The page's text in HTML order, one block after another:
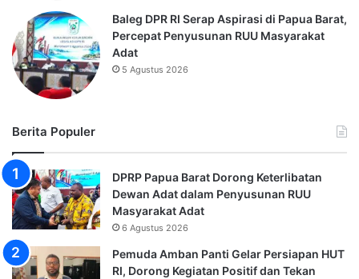
Baleg DPR RI Serap Aspirasi di Papua Barat,
Percepat Penyusunan RUU Masyarakat
Adat
5 Agustus 2026
Berita Populer
DPRP Papua Barat Dorong Keterlibatan
Dewan Adat dalam Penyusunan RUU
Masyarakat Adat
6 Agustus 2026
Pemuda Amban Panti Gelar Persiapan HUT
RI, Dorong Kegiatan Positif dan Tekan